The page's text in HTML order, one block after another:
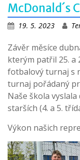
McDonald´s
19. 5. 2023
Závěr měsíce
kterým patřil 25. a
fotbalový turnaj s
turnaj pořádaný
Naše škola
starších (4. a 5.
Výkon našich